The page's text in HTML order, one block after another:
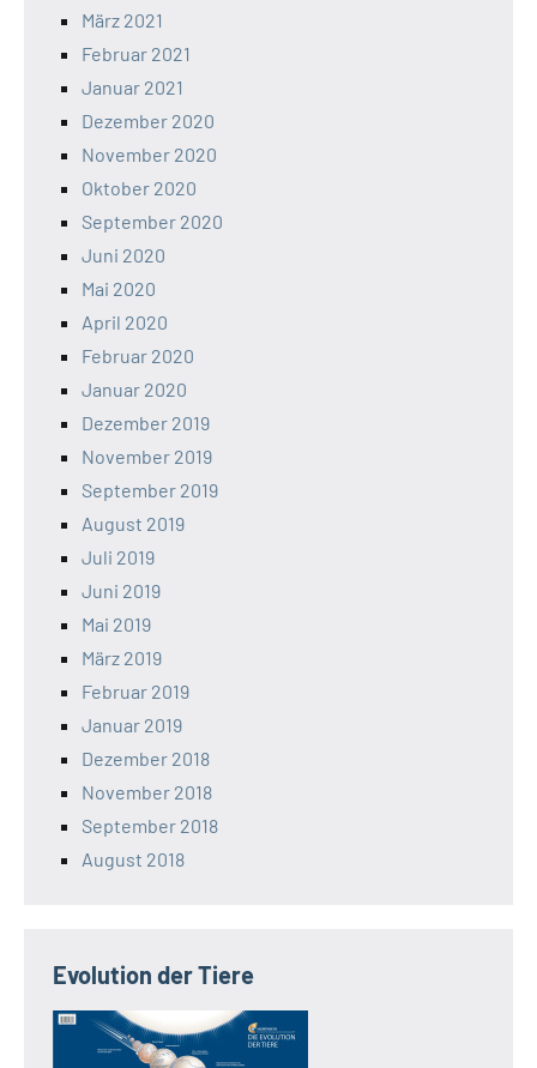
März 2021
Februar 2021
Januar 2021
Dezember 2020
November 2020
Oktober 2020
September 2020
Juni 2020
Mai 2020
April 2020
Februar 2020
Januar 2020
Dezember 2019
November 2019
September 2019
August 2019
Juli 2019
Juni 2019
Mai 2019
März 2019
Februar 2019
Januar 2019
Dezember 2018
November 2018
September 2018
August 2018
Evolution der Tiere